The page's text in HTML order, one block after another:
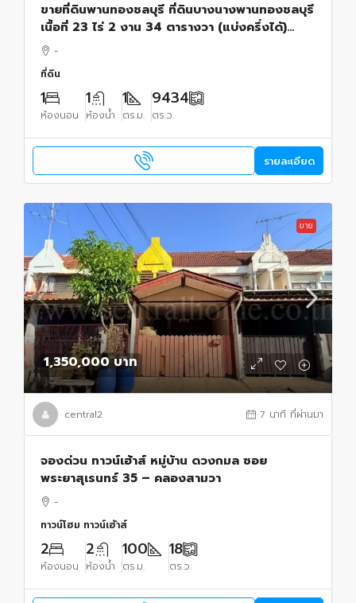
ขายที่ดินพานทองชลบุรี ที่ดินบางนางพานทองชลบุรี
เนื้อที่ 23 ไร่ 2 งาน 34 ตารางวา (แบ่งครึ่งได้)
พื้นที่สีเหลือง
-
ที่ดิน
1
ห้องนอน
1
ห้องน้ำ
1
ตร.ม.
9434
ตร.ว.
รายละเอียด
ขาย
1,350,000 บาท
central2 7 นาที ที่ผ่านมา
จองด่วน ทาวน์เฮ้าส์ หมู่บ้าน ดวงกมล ซอย
พระยาสุเรนทร์ 35 – คลองสามวา
-
ทาวน์โฮม ทาวน์เฮ้าส์
2
ห้องนอน
2
ห้องน้ำ
100
ตร.ม.
18
ตร.ว.